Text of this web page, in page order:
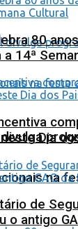
divulga
na
80
14ª
Dia
de
o antigo